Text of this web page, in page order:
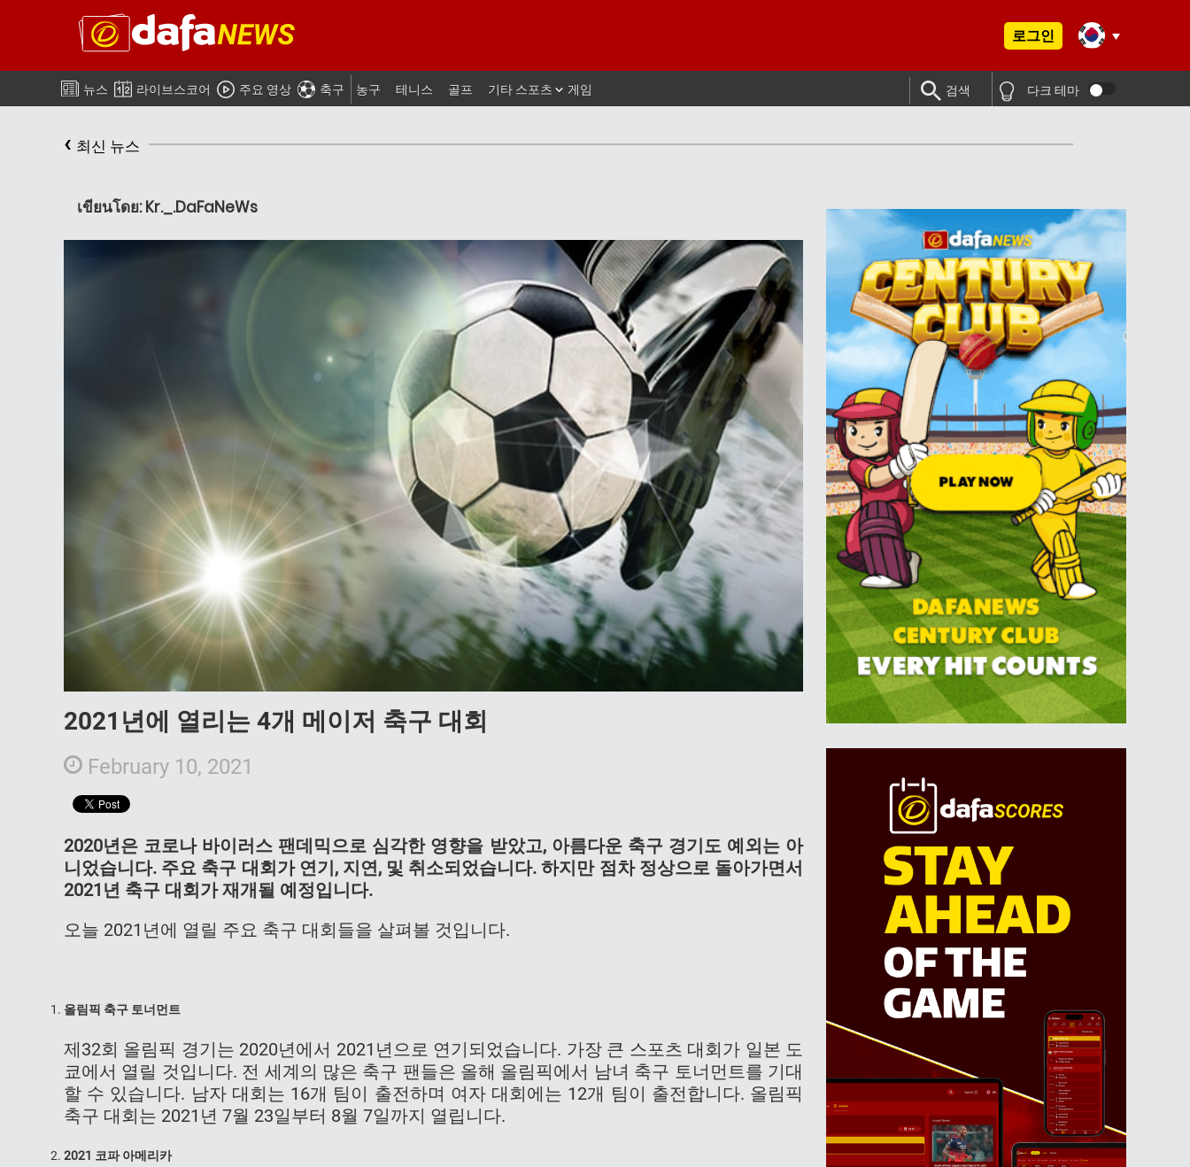
로그인
뉴스 라이브스코어 주요 영상 축구 농구 테니스 골프 기타 스포츠 게임 검색 다크 테마
‹ 최신 뉴스
เขียนโดย: Kr._.DaFaNeWs
2021년에 열리는 4개 메이저 축구 대회
February 10, 2021
2020년은 코로나 바이러스 팬데믹으로 심각한 영향을 받았고, 아름다운 축구 경기도 예외는 아
니었습니다. 주요 축구 대회가 연기, 지연, 및 취소되었습니다. 하지만 점차 정상으로 돌아가면서
2021년 축구 대회가 재개될 예정입니다.
오늘 2021년에 열릴 주요 축구 대회들을 살펴볼 것입니다.
올림픽 축구 토너먼트
제32회 올림픽 경기는 2020년에서 2021년으로 연기되었습니다. 가장 큰 스포츠 대회가 일본 도
쿄에서 열릴 것입니다. 전 세계의 많은 축구 팬들은 올해 올림픽에서 남녀 축구 토너먼트를 기대
할 수 있습니다. 남자 대회는 16개 팀이 출전하며 여자 대회에는 12개 팀이 출전합니다. 올림픽
축구 대회는 2021년 7월 23일부터 8월 7일까지 열립니다.
2021 코파 아메리카